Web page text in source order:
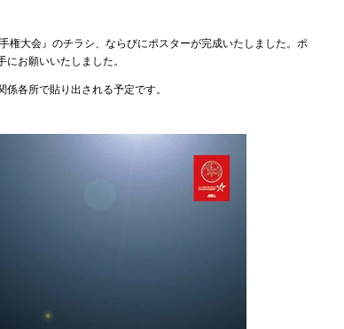
権大会』のチラシ、ならびにポスターが完成いたしました。ポ
お願いいたしました。
各所で貼り出される予定です。